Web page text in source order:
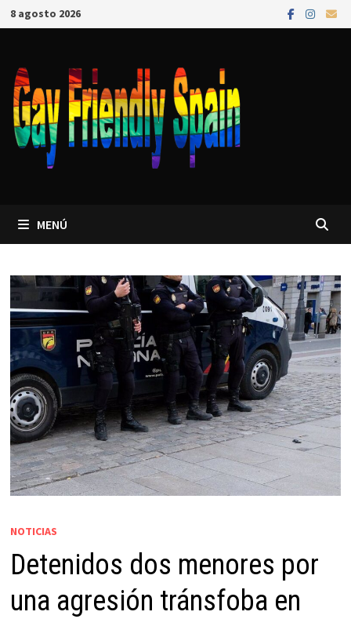
8 agosto 2026
MENÚ
NOTICIAS
Detenidos dos menores por
una agresión tránsfoba en